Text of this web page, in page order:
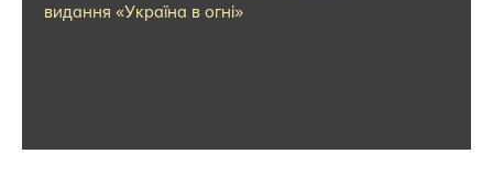
видання «Україна в огні»